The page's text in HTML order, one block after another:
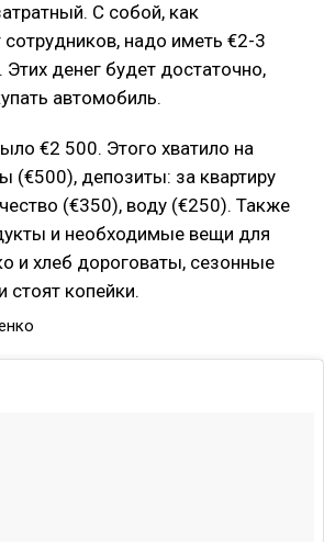
С собой, как
надо иметь €2-3
денег будет достаточно,
автомобиль.
€2 500. Этого хватило на
(€500), депозиты: за квартиру
(€350), воду (€250). Также
и необходимые вещи для
и хлеб дороговаты, сезонные
копейки.